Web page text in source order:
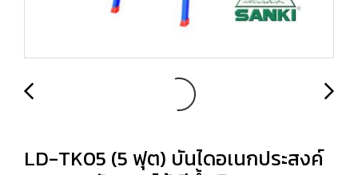
LD-TK05 (5 ฟุต) บันไดอเนกประสงค์